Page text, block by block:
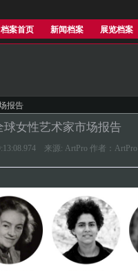
档案首页 新闻档案 展览档案
报告
球女性艺术家市场报告
来源: ArtPro 作者：ArtPro